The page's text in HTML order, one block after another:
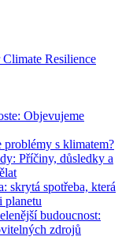
Resilience
Objevujeme
problémy s klimatem?
Příčiny, důsledky a
skrytá spotřeba, která
planetu
budoucnost:
zdrojů